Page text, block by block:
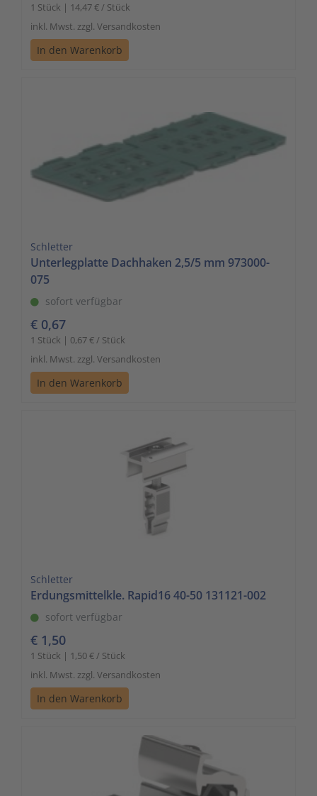
1 Stück | 14,47 € / Stück
inkl. Mwst. zzgl. Versandkosten
In den Warenkorb
Schletter
Unterlegplatte Dachhaken 2,5/5 mm 973000-
075
sofort verfügbar
€ 0,67
1 Stück | 0,67 € / Stück
inkl. Mwst. zzgl. Versandkosten
In den Warenkorb
Schletter
Erdungsmittelkle. Rapid16 40-50 131121-002
sofort verfügbar
€ 1,50
1 Stück | 1,50 € / Stück
inkl. Mwst. zzgl. Versandkosten
In den Warenkorb